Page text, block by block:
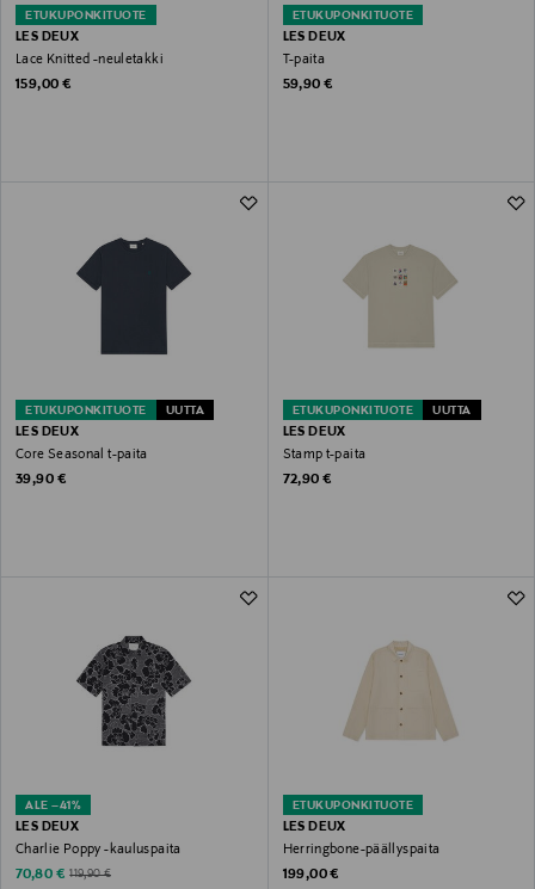
ETUKUPONKITUOTE
LES DEUX
Lace Knitted -neuletakki
Original Price
159,00 €
ETUKUPONKITUOTE
LES DEUX
T-paita
Original Price
59,90 €
ETUKUPONKITUOTE UUTTA
LES DEUX
Core Seasonal t-paita
Original Price
39,90 €
ETUKUPONKITUOTE UUTTA
LES DEUX
Stamp t-paita
Original Price
72,90 €
ALE –41%
LES DEUX
Charlie Poppy -kauluspaita
Discounted Price
70,80 € Original Price
119,90 €
ETUKUPONKITUOTE
LES DEUX
Herringbone-päällyspaita
Original Price
199,00 €